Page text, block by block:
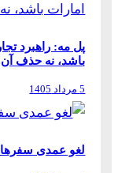
پل مه: راهبرد
باشد، نه حذف آن
5 مرداد 1405
لغو عمدی